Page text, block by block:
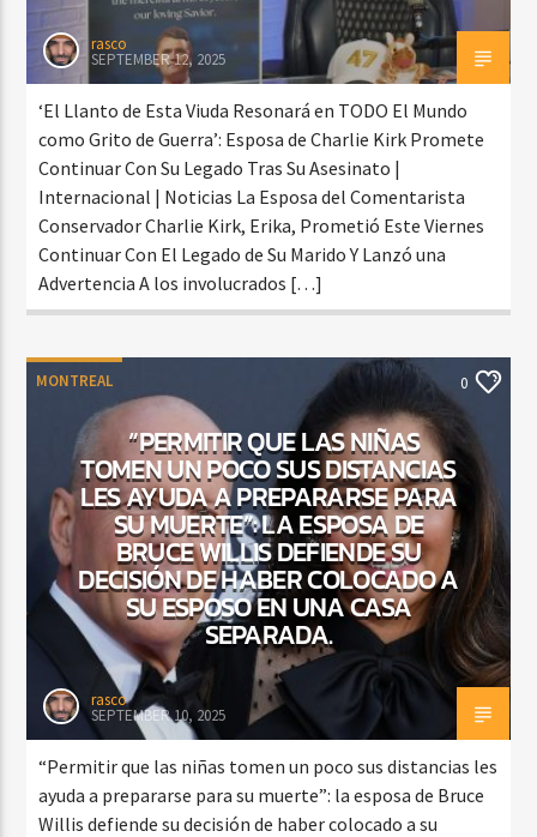
rasco
SEPTEMBER 12, 2025
‘El Llanto de Esta Viuda Resonará en TODO El Mundo
como Grito de Guerra’: Esposa de Charlie Kirk Promete
Continuar Con Su Legado Tras Su Asesinato |
Internacional | Noticias La Esposa del Comentarista
Conservador Charlie Kirk, Erika, Prometió Este Viernes
Continuar Con El Legado de Su Marido Y Lanzó una
Advertencia A los involucrados […]
MONTREAL 0
“PERMITIR QUE LAS NIÑAS
TOMEN UN POCO SUS DISTANCIAS
LES AYUDA A PREPARARSE PARA
SU MUERTE”: LA ESPOSA DE
BRUCE WILLIS DEFIENDE SU
DECISIÓN DE HABER COLOCADO A
SU ESPOSO EN UNA CASA
SEPARADA.
rasco
SEPTEMBER 10, 2025
“Permitir que las niñas tomen un poco sus distancias les
ayuda a prepararse para su muerte”: la esposa de Bruce
Willis defiende su decisión de haber colocado a su